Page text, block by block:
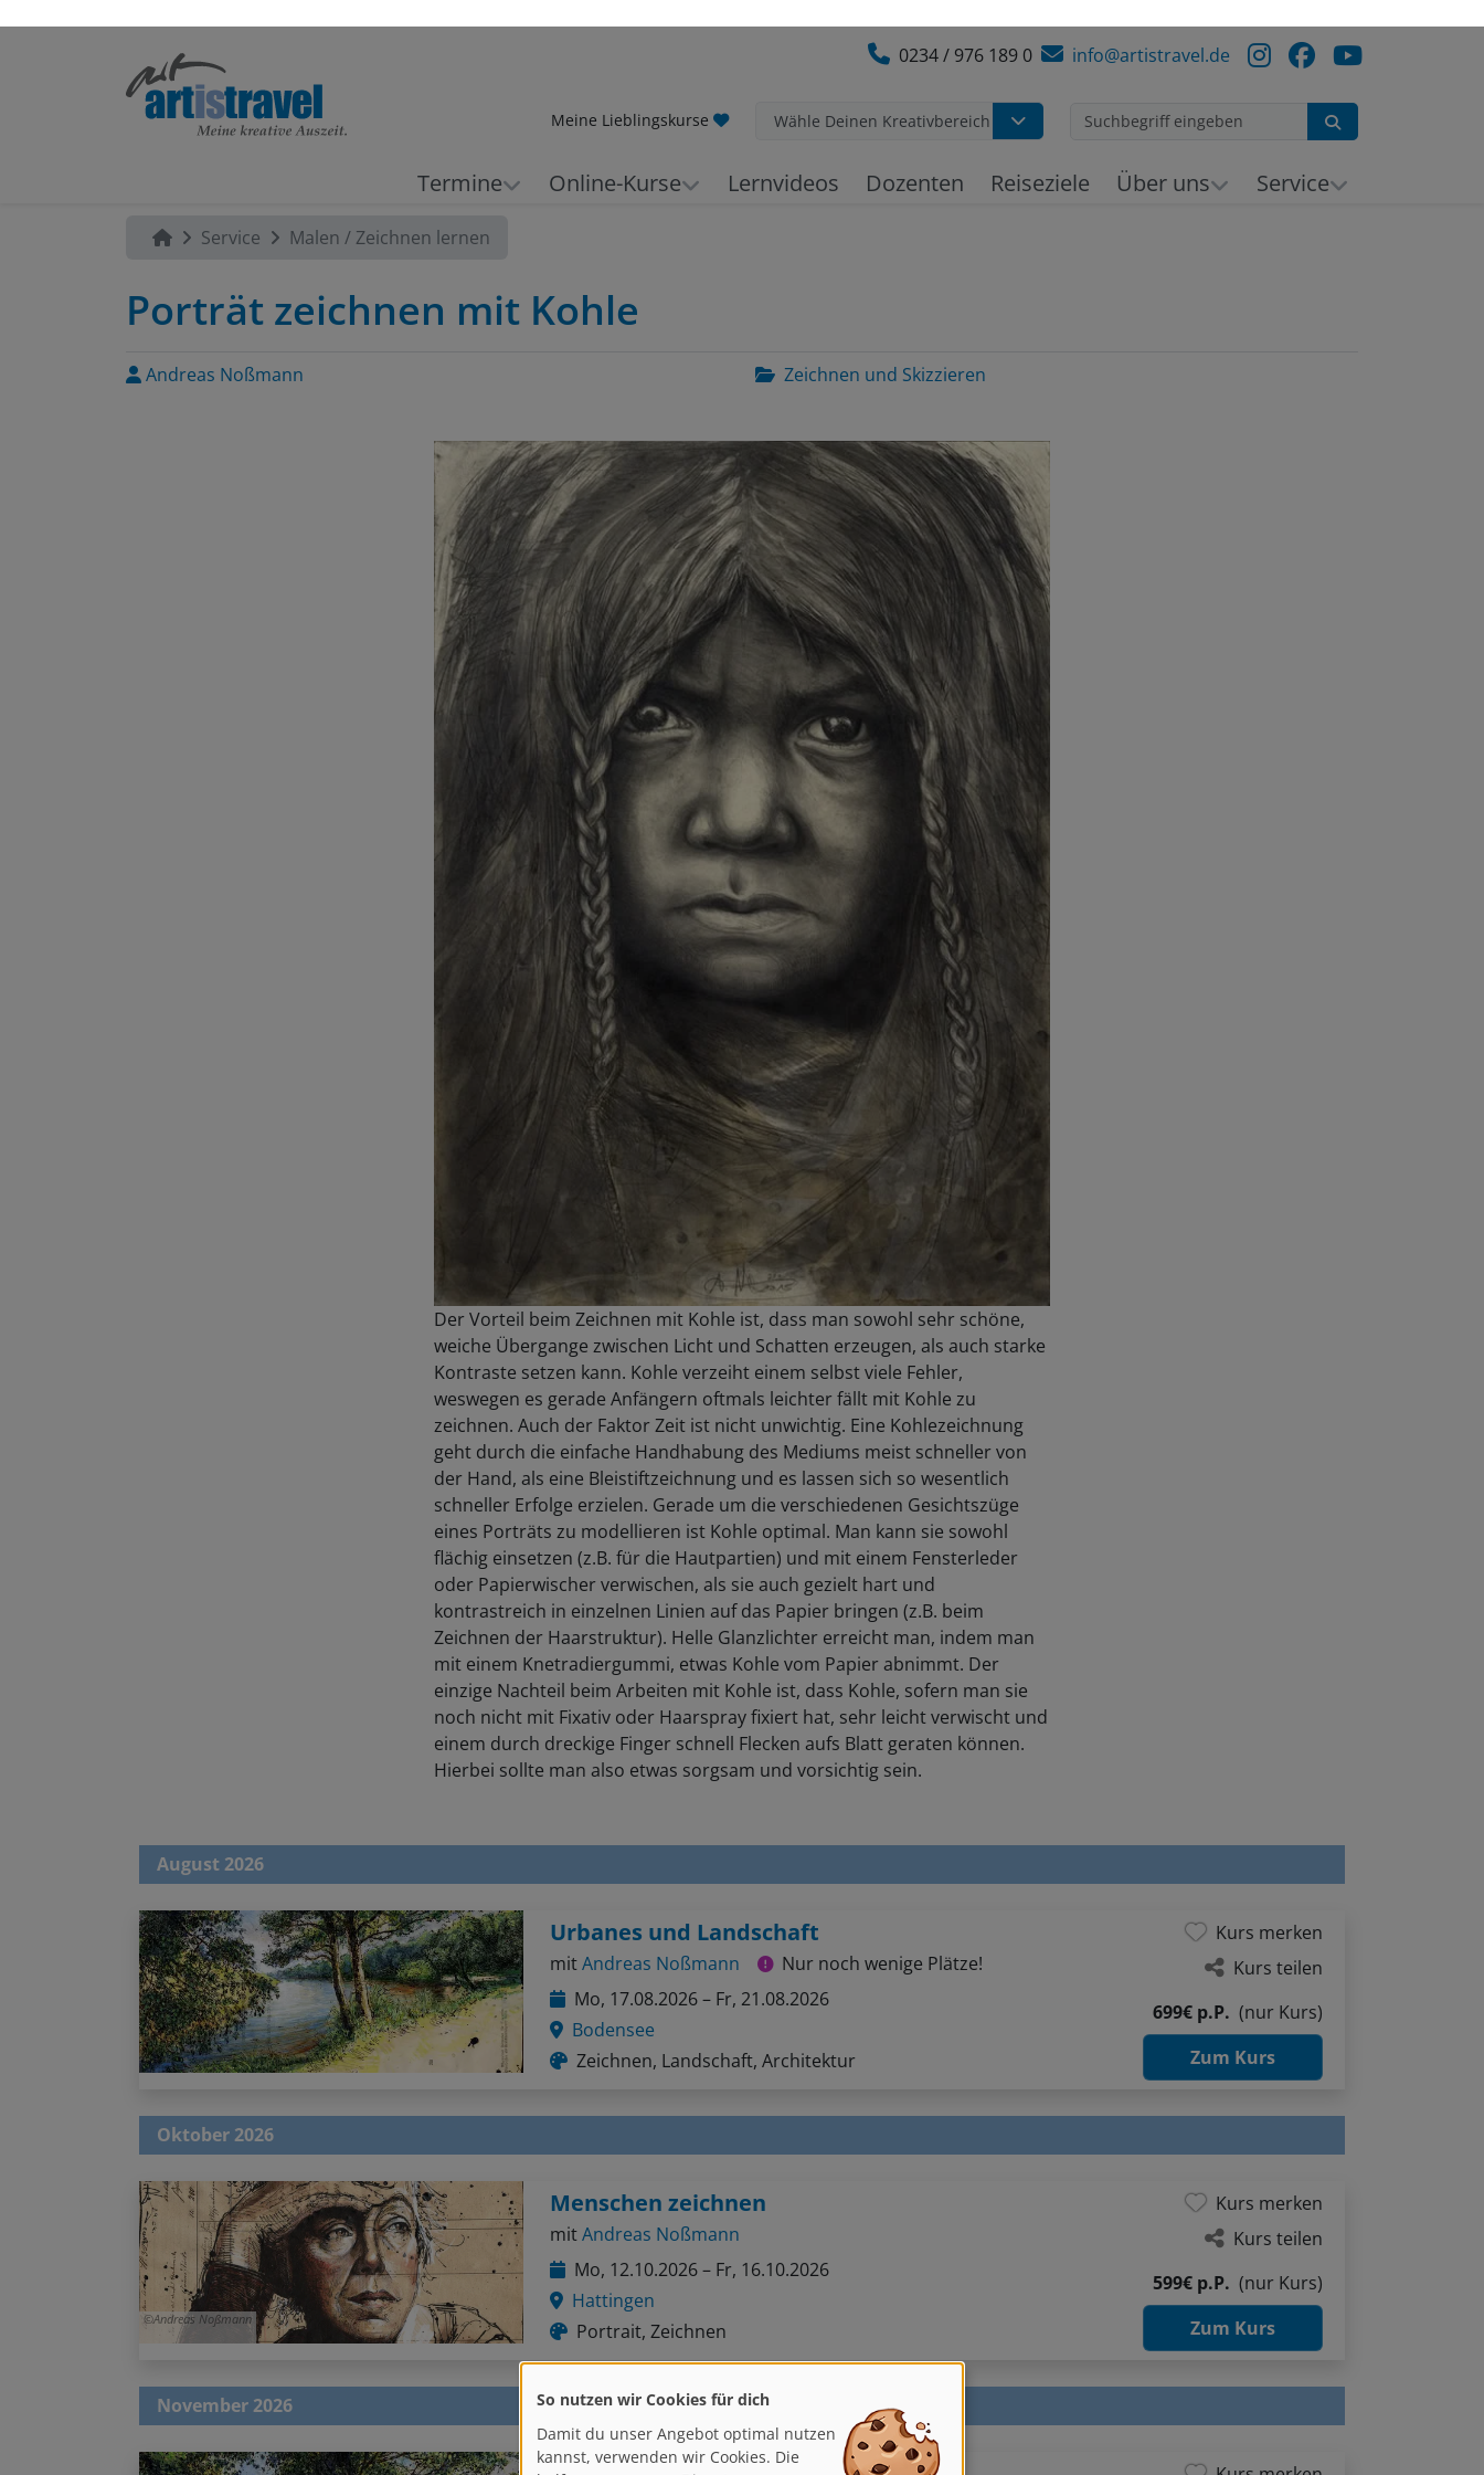
0234 / 976 189 0 info@artistravel.de
Service Malen / Zeichnen lernen
Porträt zeichnen mit Kohle
Andreas Noßmann Zeichnen und Skizzieren
Der Vorteil beim Zeichnen mit Kohle ist, dass man sowohl sehr schöne,
weiche Übergange zwischen Licht und Schatten erzeugen, als auch starke
Kontraste setzen kann. Kohle verzeiht einem selbst viele Fehler,
weswegen es gerade Anfängern oftmals leichter fällt mit Kohle zu
zeichnen. Auch der Faktor Zeit ist nicht unwichtig. Eine Kohlezeichnung
geht durch die einfache Handhabung des Mediums meist schneller von
der Hand, als eine Bleistiftzeichnung und es lassen sich so wesentlich
schneller Erfolge erzielen. Gerade um die verschiedenen Gesichtszüge
eines Porträts zu modellieren ist Kohle optimal. Man kann sie sowohl
flächig einsetzen (z.B. für die Hautpartien) und mit einem Fensterleder
oder Papierwischer verwischen, als sie auch gezielt hart und
kontrastreich in einzelnen Linien auf das Papier bringen (z.B. beim
Zeichnen der Haarstruktur). Helle Glanzlichter erreicht man, indem man
mit einem Knetradiergummi, etwas Kohle vom Papier abnimmt. Der
einzige Nachteil beim Arbeiten mit Kohle ist, dass Kohle, sofern man sie
noch nicht mit Fixativ oder Haarspray fixiert hat, sehr leicht verwischt und
einem durch dreckige Finger schnell Flecken aufs Blatt geraten können.
Hierbei sollte man also etwas sorgsam und vorsichtig sein.
August 2026
Urbanes und Landschaft
mit Andreas Noßmann
Nur noch wenige Plätze!
Mo, 17.08.2026 – Fr, 21.08.2026
Bodensee
Zeichnen, Landschaft, Architektur
Kurs merken
Kurs teilen
699€ p.P.
(nur Kurs)
Zum Kurs
Oktober 2026
Andreas Noßmann
Menschen zeichnen
mit
Andreas Noßmann
Mo, 12.10.2026 – Fr, 16.10.2026
Hattingen
Portrait, Zeichnen
Kurs merken
Kurs teilen
599€ p.P.
(nur Kurs)
Zum Kurs
November 2026
Landschaften zeichnen
Kurs merken
Damit du unser Angebot optimal nutzen
kannst, verwenden wir Cookies. Die
helfen uns, unsere Dienste zu